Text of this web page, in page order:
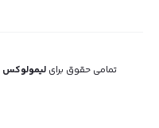
تمامی حقوق برای لیمولوکس